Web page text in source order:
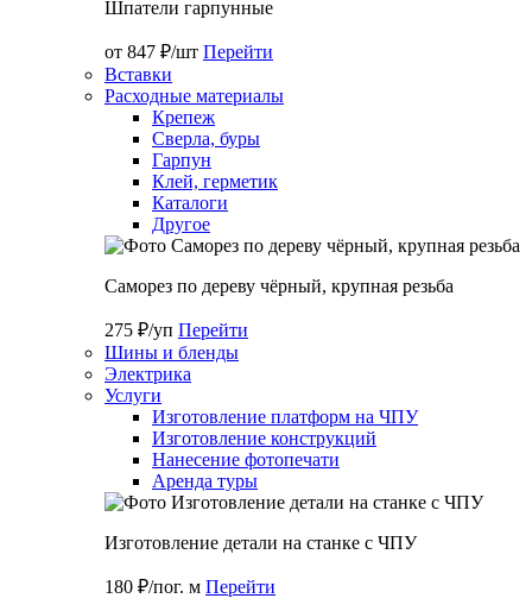
Шпатели гарпунные
от 847 ₽/шт Перейти
Вставки
Расходные материалы
Крепеж
Сверла, буры
Гарпун
Клей, герметик
Каталоги
Другое
Саморез по дереву чёрный, крупная резьба
275 ₽/уп Перейти
Шины и бленды
Электрика
Услуги
Изготовление платформ на ЧПУ
Изготовление конструкций
Нанесение фотопечати
Аренда туры
Изготовление детали на станке с ЧПУ
180 ₽/пог. м Перейти